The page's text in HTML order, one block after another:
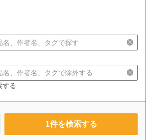
する
1件を検索する